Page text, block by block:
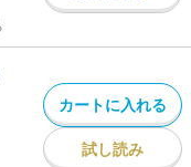
カートに入れる
試し読み